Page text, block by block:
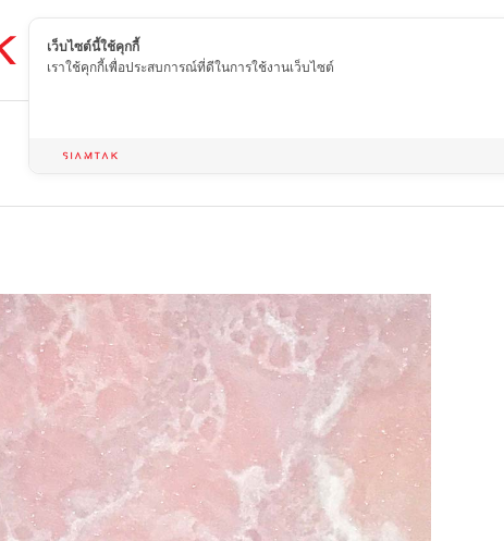
TH
เว็บไซต์นี้ใช้คุกกี้
เราใช้คุกกี้เพื่อประสบการณ์ที่ดีในการใช้งานเว็บไซต์